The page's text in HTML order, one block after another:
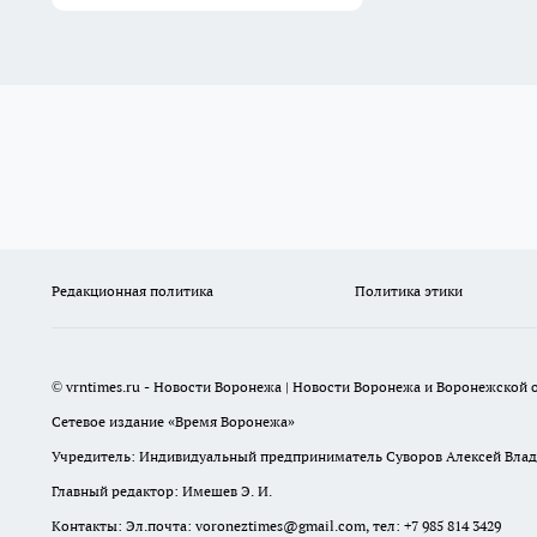
Редакционная политика Политика этики
© vrntimes.ru - Новости Воронежа | Новости Воронежа и Воронежской
Сетевое издание «Время Воронежа»
Учредитель: Индивидуальный предприниматель Суворов Алексей
Главный редактор: Имешев Э. И.
Контакты: Эл.почта: voroneztimes@gmail.com, тел: +7 985 814 3429